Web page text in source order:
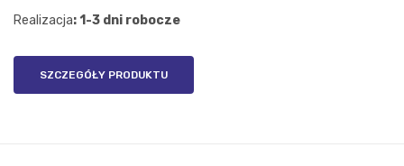
Realizacja: 1-3 dni robocze
SZCZEGÓŁY PRODUKTU